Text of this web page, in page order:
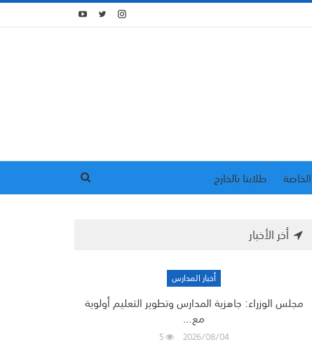
طلابنا بالخارج
أخر الأخبار
أخبار المدارس
مجلس الوزراء: جاهزية المدارس وتطوير التعليم أولوية
مع…
2026/08/04
5